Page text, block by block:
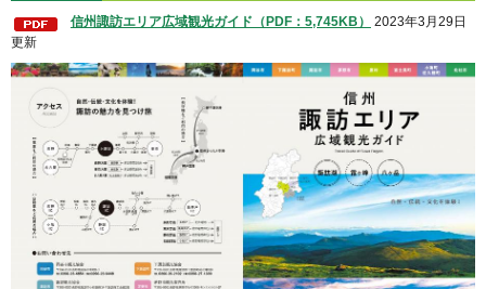
信州諏訪エリア広域観光ガイド（PDF：5,745KB）
2023年3月29日
更新